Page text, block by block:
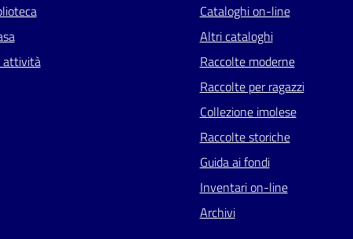
attività
Cataloghi on-line
Altri cataloghi
Raccolte moderne
Raccolte per ragazzi
Collezione imolese
Raccolte storiche
Guida ai fondi
Inventari on-line
Archivi